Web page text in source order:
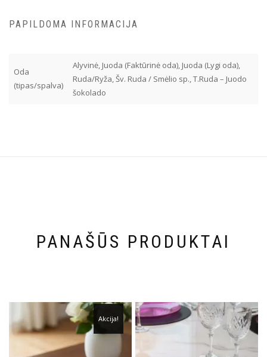
PAPILDOMA INFORMACIJA
Oda
(tipas/spalva)
Alyvinė, Juoda (Faktūrinė oda), Juoda (Lygi oda),
Ruda/Ryža, Šv. Ruda / Smėlio sp., T.Ruda – Juodo
šokolado
PANAŠŪS PRODUKTAI
Akcija!